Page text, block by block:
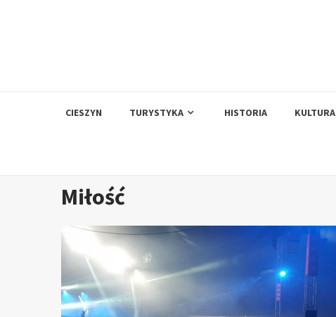
CIESZYN TURYSTYKA HISTORIA KULTURA
Miłość